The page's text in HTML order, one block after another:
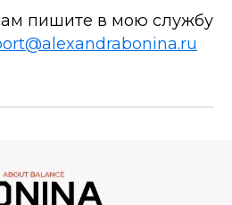
пишите в мою службу